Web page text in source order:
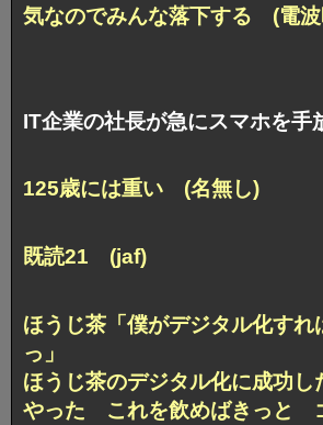
気なのでみんな落下する (電
IT企業の社長が急にスマホを
125歳には重い (名無し)
既読21 (jaf)
ほうじ茶「僕がデジタル化すれ
っ」
ほうじ茶のデジタル化に成功
やった これを飲めばきっと